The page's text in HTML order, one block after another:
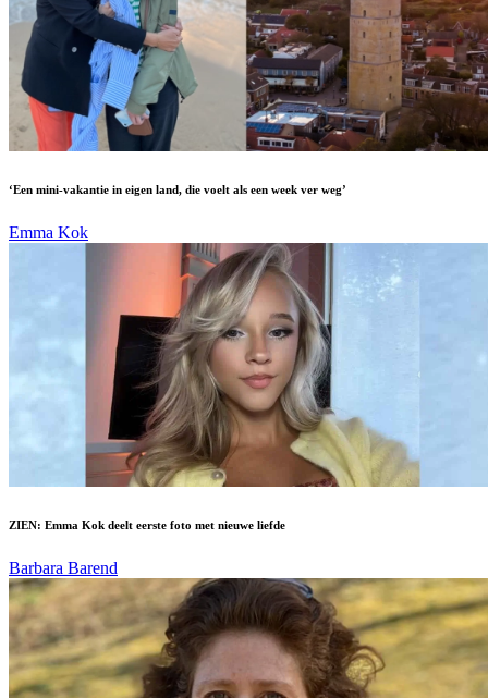
‘Een mini-vakantie in eigen land, die voelt als een week ver weg’
Emma Kok
ZIEN: Emma Kok deelt eerste foto met nieuwe liefde
Barbara Barend